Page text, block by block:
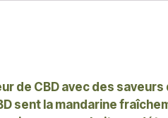
de CBD avec des
sent la mandarine